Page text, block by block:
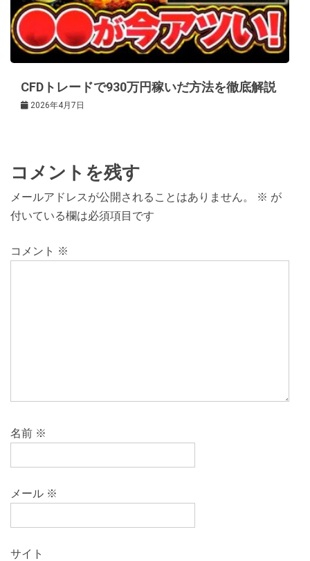
CFDトレードで930万円稼いだ方法を徹底解説
2026年4月7日
コメントを残す
メールアドレスが公開されることはありません。 ※ が
付いている欄は必須項目です
コメント ※
名前 ※
メール ※
サイト